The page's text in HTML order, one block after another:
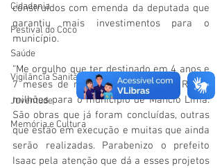
Cidadania
Festival do Coco
Saúde
Vigilãncia Sanitária
Juventude
Memória e Cultura
construídos com emenda da deputada que
garantiu mais investimentos para o
município.
“Me orgulho que ter destinado em 4 anos e
7 meses de mandato, um total de R$ 11
milhões para o município de Mâncio Lima.
São obras que já foram concluídas, outras
que estão em execução e muitas que ainda
serão realizadas. Parabenizo o prefeito
Isaac pela atenção que dá a esses projetos